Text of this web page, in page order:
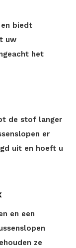
biedt
uw
het
de stof langer
er
uit en hoeft u
en een
ze